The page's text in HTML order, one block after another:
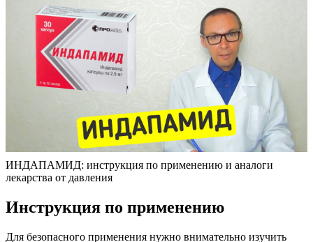
ИНДАПАМИД: инструкция по применению и аналоги
лекарства от давления
Инструкция по применению
Для безопасного применения нужно внимательно изучить